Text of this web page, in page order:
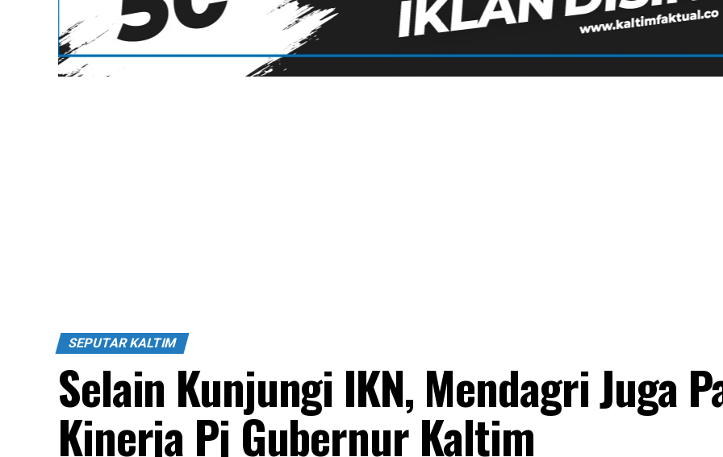
SEPUTAR KALTIM
Selain Kunjungi IKN, Mendagri Juga
Kinerja Pj Gubernur Kaltim